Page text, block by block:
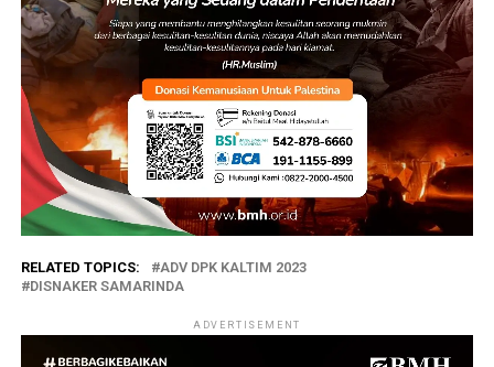
RELATED TOPICS:
ADV DPK KALTIM 2023
DISNAKER SAMARINDA
ADVERTISEMENT